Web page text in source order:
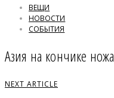
ВЕЩИ
НОВОСТИ
СОБЫТИЯ
Азия на кончике ножа
NEXT ARTICLE